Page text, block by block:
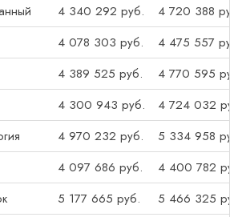
4 340 292 руб.
4 720 388 руб.
4 078 303 руб.
4 475 557 руб.
4 389 525 руб.
4 770 595 руб.
4 300 943 руб.
4 724 032
4 970 232 руб.
5 334 958 руб.
4 097 686 руб.
4 400 782
5 177 665 руб.
5 466 325